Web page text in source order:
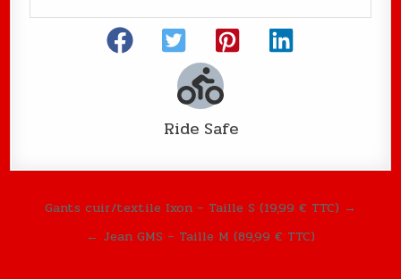
Ride Safe
Navigation de l’article
Gants cuir/textile Ixon – Taille S (19,99 € TTC) →
← Jean GMS – Taille M (89,99 € TTC)